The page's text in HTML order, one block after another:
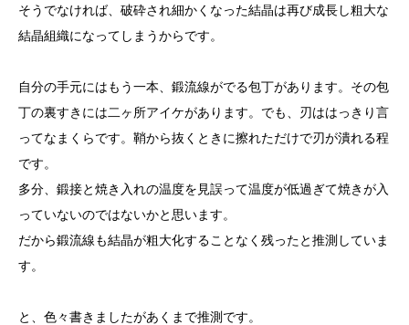
そうでなければ、破砕され細かくなった結晶は再び成長し粗大な
結晶組織になってしまうからです。
自分の手元にはもう一本、鍛流線がでる包丁があります。その包
丁の裏すきには二ヶ所アイケがあります。でも、刃ははっきり言
ってなまくらです。鞘から抜くときに擦れただけで刃が潰れる程
です。
多分、鍛接と焼き入れの温度を見誤って温度が低過ぎて焼きが入
っていないのではないかと思います。
だから鍛流線も結晶が粗大化することなく残ったと推測していま
す。
と、色々書きましたがあくまで推測です。